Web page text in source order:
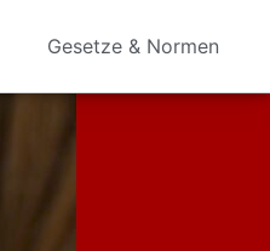
Gesetze & Normen